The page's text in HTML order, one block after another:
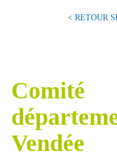
< RETOUR
Comité
Vendée